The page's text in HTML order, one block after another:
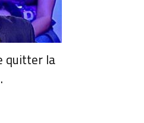
quitter la